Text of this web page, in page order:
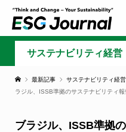
サステナビリティ経営
最新記事 サステナビリティ経営
ラジル、ISSB準拠のサステナビリティ
ブラジル、ISSB準拠